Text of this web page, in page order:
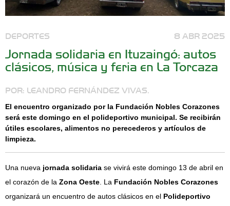
DEPORTES 8 ABR 2025
Jornada solidaria en Ituzaingó: autos
clásicos, música y feria en La Torcaza
POR: LEANDRO FERNÁNDEZ VIVAS.
El encuentro organizado por la Fundación Nobles Corazones
será este domingo en el polideportivo municipal. Se recibirán
útiles escolares, alimentos no perecederos y artículos de
limpieza.
Una nueva jornada solidaria se vivirá este domingo 13 de abril en
el corazón de la Zona Oeste. La Fundación Nobles Corazones
organizará un encuentro de autos clásicos en el Polideportivo